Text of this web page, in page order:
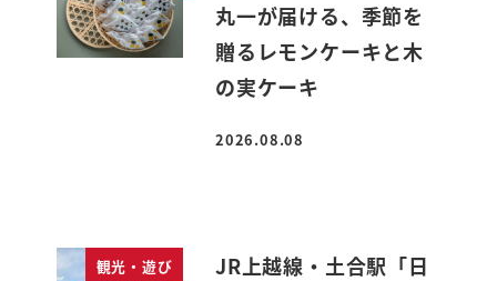
丸一が届ける、季節を
贈るレモンケーキと木
の実ケーキ
投稿日
2026.08.08
観光・遊び
JR上越線・土合駅「日